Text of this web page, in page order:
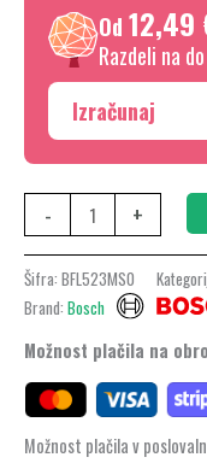
Od 12,49
Razdeli na
Izračunaj
- +
Šifra: BFL523MS0
Brand: Bosch
Možnost plačila na
Možnost plačila v